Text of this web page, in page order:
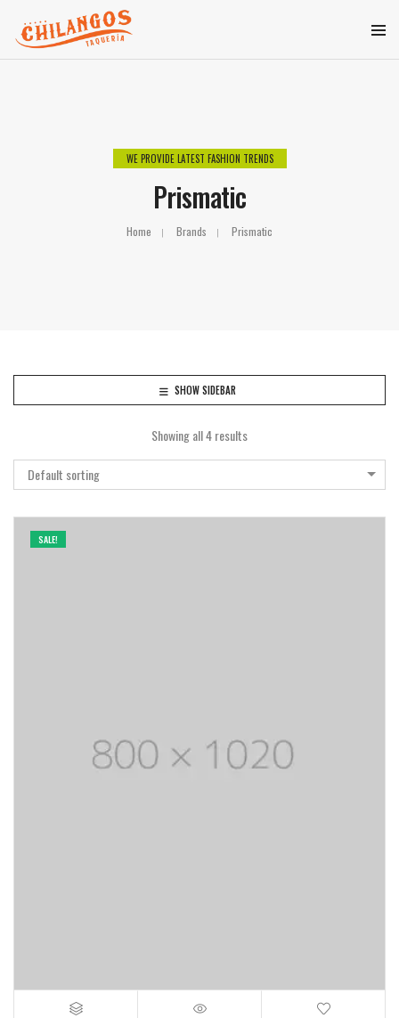
WE PROVIDE LATEST FASHION TRENDS
Prismatic
Home Brands Prismatic
SHOW SIDEBAR
Showing all 4 results
Default sorting
SALE!